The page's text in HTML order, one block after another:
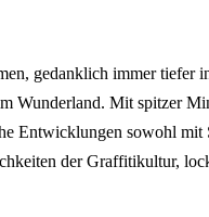
gedanklich immer tiefer
Wunderland. Mit spitzer
Entwicklungen sowohl mit
der Graffitikultur,